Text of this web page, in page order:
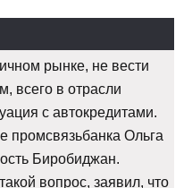
рынке, не вести
всего в отрасли
с автокредитами.
промсвязьбанка Ольга
Биробиджан.
вопрос, заявил, что